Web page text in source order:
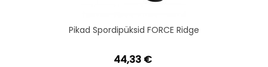
Pikad Spordipüksid FORCE Ridge
44,33 €